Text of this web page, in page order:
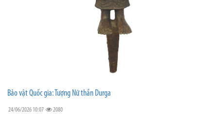
Bảo vật Quốc gia: Tượng Nữ thần Durga
24/06/2026 10:07 2080